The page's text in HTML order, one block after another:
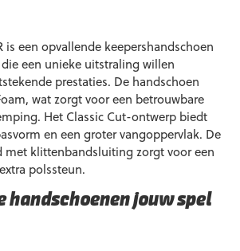
is een opvallende keepershandschoen
een unieke uitstraling willen
prestaties. De handschoen
wat zorgt voor een betrouwbare
Het Classic Cut-ontwerp biedt
en een groter vangoppervlak. De
met klittenbandsluiting zorgt voor een
polssteun.
handschoenen jouw spel